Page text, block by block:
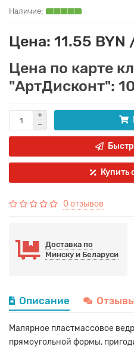
Цена: 11.55 BYN
Цена по карте
"АртДисконт":
Купить
0 отзывов
Доставка по
Минску и Беларуси
Описание
Малярное пластмассовое
прямоугольной формы,